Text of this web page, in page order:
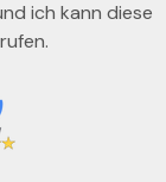
ich kann diese